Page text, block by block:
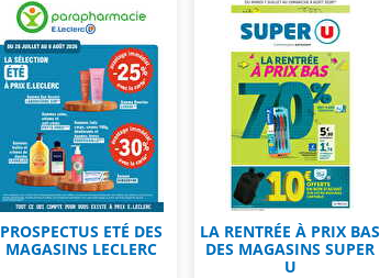
PROSPECTUS ETÉ DES
MAGASINS LECLERC
LA RENTRÉE À PRIX BAS
DES MAGASINS SUPER
U